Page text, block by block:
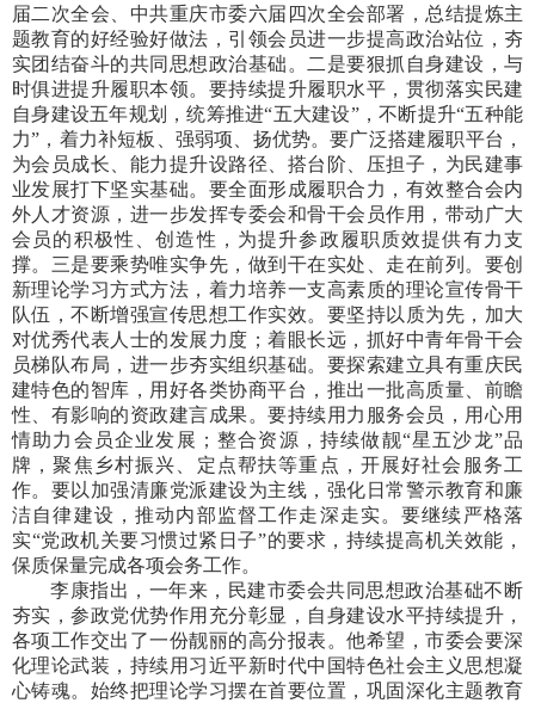
届二次全会、中共重庆市委六届四次全会部署，总结提炼主
题教育的好经验好做法，引领会员进一步提高政治站位，夯
实团结奋斗的共同思想政治基础。二是要狠抓自身建设，与
时俱进提升履职本领。要持续提升履职水平，贯彻落实民建
自身建设五年规划，统筹推进“五大建设”，不断提升“五种能
力”，着力补短板、强弱项、扬优势。要广泛搭建履职平台，
为会员成长、能力提升设路径、搭台阶、压担子，为民建事
业发展打下坚实基础。要全面形成履职合力，有效整合会内
外人才资源，进一步发挥专委会和骨干会员作用，带动广大
会员的积极性、创造性，为提升参政履职质效提供有力支
撑。三是要乘势唯实争先，做到干在实处、走在前列。要创
新理论学习方式方法，着力培养一支高素质的理论宣传骨干
队伍，不断增强宣传思想工作实效。要坚持以质为先，加大
对优秀代表人士的发展力度；着眼长远，抓好中青年骨干会
员梯队布局，进一步夯实组织基础。要探索建立具有重庆民
建特色的智库，用好各类协商平台，推出一批高质量、前瞻
性、有影响的资政建言成果。要持续用力服务会员，用心用
情助力会员企业发展；整合资源，持续做靓“星五沙龙”品
牌，聚焦乡村振兴、定点帮扶等重点，开展好社会服务工
作。要以加强清廉党派建设为主线，强化日常警示教育和廉
洁自律建设，推动内部监督工作走深走实。要继续严格落
实“党政机关要习惯过紧日子”的要求，持续提高机关效能，
保质保量完成各项会务工作。
李康指出，一年来，民建市委会共同思想政治基础不断
夯实，参政党优势作用充分彰显，自身建设水平持续提升，
各项工作交出了一份靓丽的高分报表。他希望，市委会要深
化理论武装，持续用习近平新时代中国特色社会主义思想凝
心铸魂。始终把理论学习摆在首要位置，巩固深化主题教育